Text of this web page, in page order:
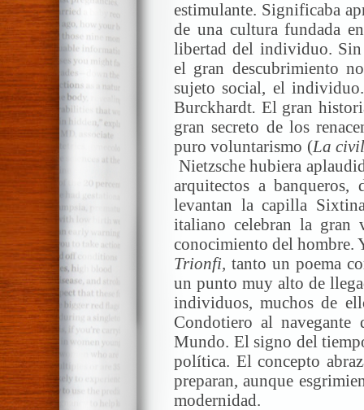
estimulante. Significaba
de una cultura fundada
libertad del individuo.
el gran descubrimiento
sujeto social, el
Burckhardt. El gran
gran secreto de los
puro voluntarismo (La
Nietzsche hubiera
arquitectos a
levantan la capilla
italiano celebran la
conocimiento del hombre.
Trionfi, tanto un poema
un punto muy alto de
individuos, muchos de
Condotiero al
Mundo. El signo del
política. El concepto
preparan, aunque
modernidad.